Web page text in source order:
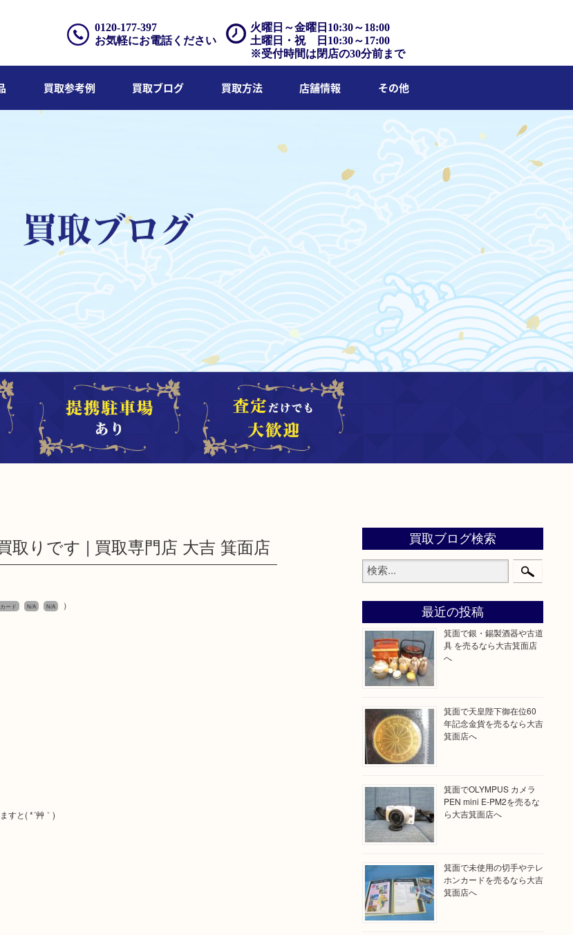
火曜日～金曜日10:30～18:00
土曜日・祝 日10:30～17:00
※受付時間は閉店の30分前まで
0120-177-397
お気軽にお電話ください
買取参考例 買取ブログ 買取方法 店舗情報 その他
取りです | 買取専門店 大吉 箕面店
ード N/A N/A
）
すと( *´艸｀)
買取ブログ検索
最近の投稿
箕面で銀・錫製酒器や古道
具 を売るなら大吉箕面店
へ
箕面で天皇陛下御在位60
年記念金貨を売るなら大吉
箕面店へ
箕面でOLYMPUS カメラ
PEN mini E-PM2を売るな
ら大吉箕面店へ
箕面で未使用の切手やテレ
ホンカードを売るなら大吉
箕面店へ